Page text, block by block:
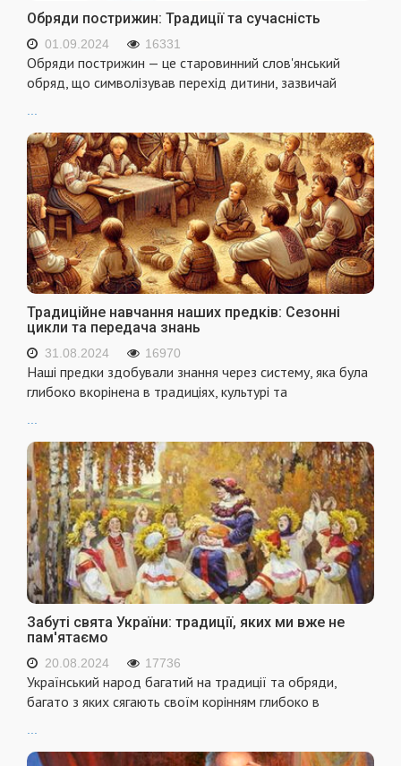
Обряди пострижин: Традиції та сучасність
01.09.2024 16331
Обряди пострижин — це старовинний слов'янський
обряд, що символізував перехід дитини, зазвичай
Традиційне навчання наших предків: Сезонні
цикли та передача знань
31.08.2024 16970
Наші предки здобували знання через систему, яка була
глибоко вкорінена в традиціях, культурі та
...
Забуті свята України: традиції, яких ми вже не
пам'ятаємо
20.08.2024 17736
Український народ багатий на традиції та обряди,
багато з яких сягають своїм корінням глибоко в